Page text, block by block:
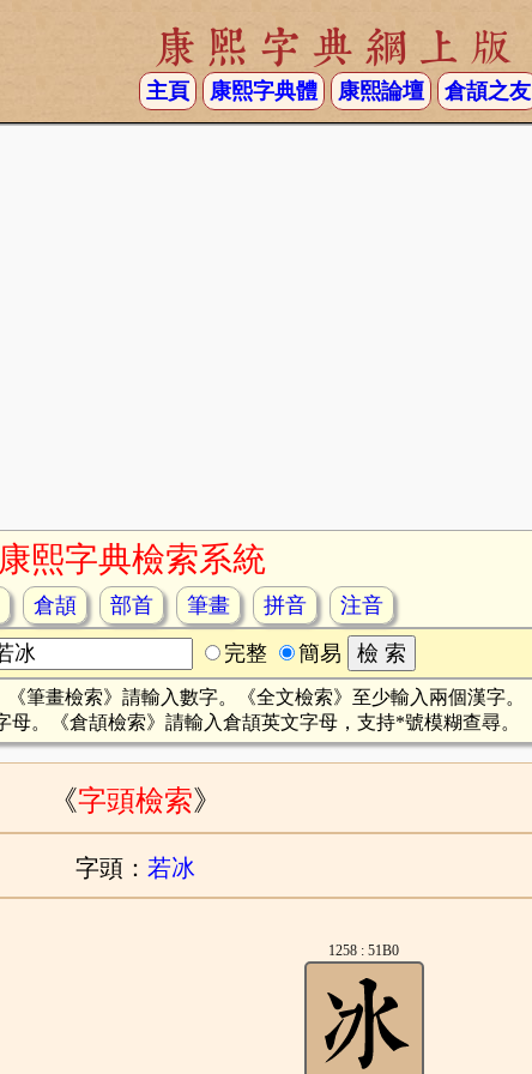
康熙字典網上版
主頁 康熙字典體 康熙論壇 倉頡之友
康熙字典檢索系統
倉頡 部首 筆畫 拼音
注音
完整 簡易
《筆畫檢索》請輸入數字。《全文檢索》至少輸入兩個漢字。
母。《倉頡檢索》請輸入倉頡英文字母，支持*號模糊查尋。
《字頭檢索》
字頭： 若冰
1258 : 51B0